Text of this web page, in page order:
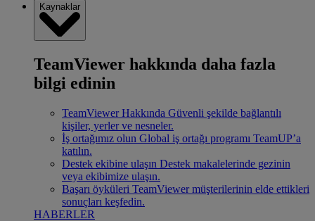
Kaynaklar
TeamViewer hakkında daha fazla
bilgi edinin
TeamViewer Hakkında Güvenli şekilde bağlantılı
kişiler, yerler ve nesneler.
İş ortağımız olun Global iş ortağı programı TeamUP’a
katılın.
Destek ekibine ulaşın Destek makalelerinde gezinin
veya ekibimize ulaşın.
Başarı öyküleri TeamViewer müşterilerinin elde ettikleri
sonuçları keşfedin.
HABERLER